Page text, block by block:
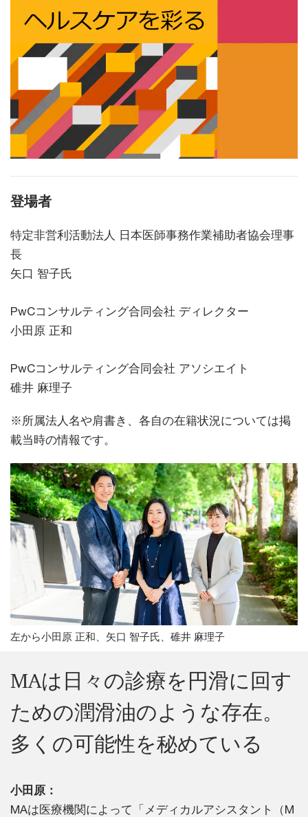
登場者
特定非営利活動法人 日本医師事務作業補助者協会理事
長
矢口 智子氏
PwCコンサルティング合同会社 ディレクター
小田原 正和
PwCコンサルティング合同会社 アソシエイト
碓井 麻理子
※所属法人名や肩書き、各自の在籍状況については掲
載当時の情報です。
左から小田原 正和、矢口 智子氏、碓井 麻理子
MAは日々の診療を円滑に回す
ための潤滑油のような存在。
多くの可能性を秘めている
小田原：
MAは医療機関によって「メディカルアシスタント（M